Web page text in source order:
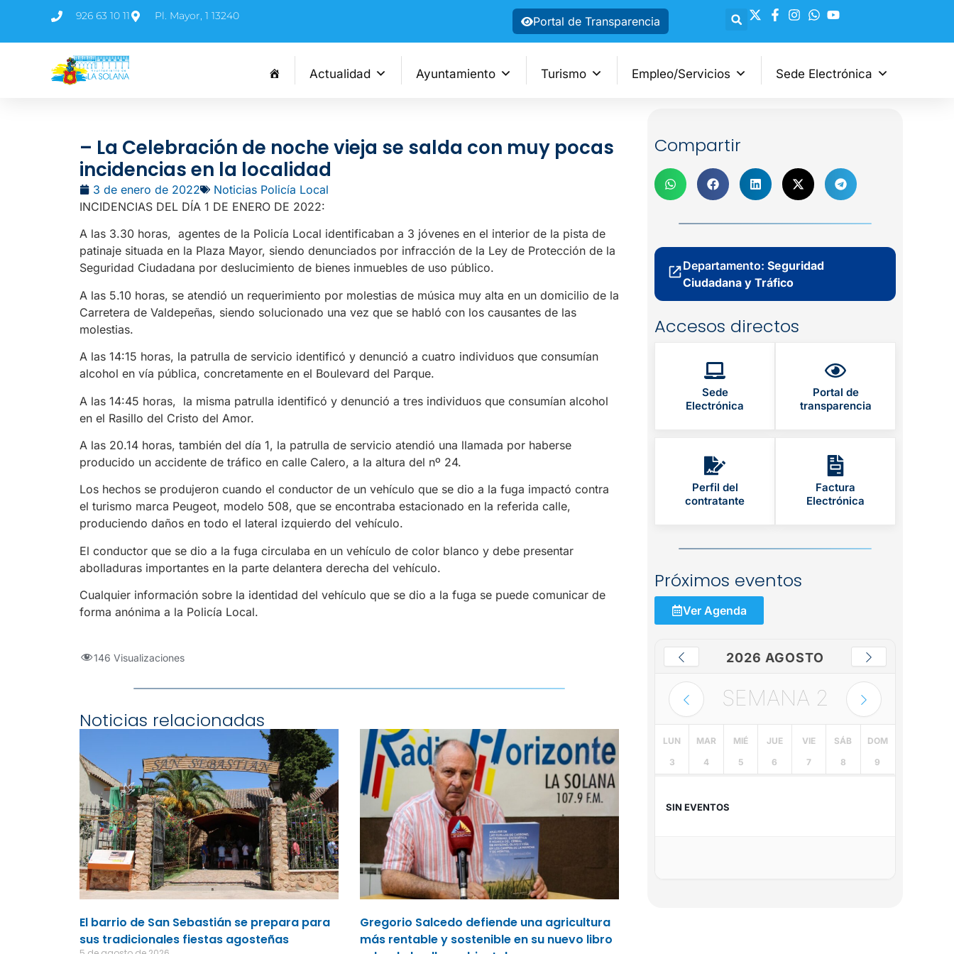
926 63 10 11 Pl. Mayor, 1 13240 Portal de Transparencia
Actualidad Ayuntamiento Turismo Empleo/Servicios Sede Electrónica
– La Celebración de noche vieja se salda con muy pocas
incidencias en la localidad
3 de enero de 2022
Noticias Policía Local
INCIDENCIAS DEL DÍA 1 DE ENERO DE 2022:
A las 3.30 horas, agentes de la Policía Local identificaban a 3 jóvenes en el interior de la pista de
patinaje situada en la Plaza Mayor, siendo denunciados por infracción de la Ley de Protección de la
Seguridad Ciudadana por deslucimiento de bienes inmuebles de uso público.
A las 5.10 horas, se atendió un requerimiento por molestias de música muy alta en un domicilio de la
Carretera de Valdepeñas, siendo solucionado una vez que se habló con los causantes de las
molestias.
A las 14:15 horas, la patrulla de servicio identificó y denunció a cuatro individuos que consumían
alcohol en vía pública, concretamente en el Boulevard del Parque.
A las 14:45 horas, la misma patrulla identificó y denunció a tres individuos que consumían alcohol
en el Rasillo del Cristo del Amor.
A las 20.14 horas, también del día 1, la patrulla de servicio atendió una llamada por haberse
producido un accidente de tráfico en calle Calero, a la altura del nº 24.
Los hechos se produjeron cuando el conductor de un vehículo que se dio a la fuga impactó contra
el turismo marca Peugeot, modelo 508, que se encontraba estacionado en la referida calle,
produciendo daños en todo el lateral izquierdo del vehículo.
El conductor que se dio a la fuga circulaba en un vehículo de color blanco y debe presentar
abolladuras importantes en la parte delantera derecha del vehículo.
Cualquier información sobre la identidad del vehículo que se dio a la fuga se puede comunicar de
forma anónima a la Policía Local.
146 Visualizaciones
Noticias relacionadas
El barrio de San Sebastián se prepara para
sus tradicionales fiestas agosteñas
Gregorio Salcedo defiende una agricultura
más rentable y sostenible en su nuevo libro
Compartir
Departamento: Seguridad
Ciudadana y Tráfico
Accesos directos
Sede
Electrónica
Portal de
transparencia
Perfil del
contratante
Factura
Electrónica
Próximos eventos
Ver Agenda
2026 AGOSTO
SEMANA 2
LUN
3
MAR
4
MIÉ
5
JUE
6
VIE
7
SÁB
8
DOM
9
SIN EVENTOS